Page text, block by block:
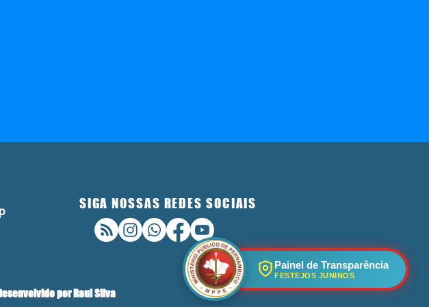
SIGA NOSSAS REDES SOCIAIS
por Raul Silva
Painel de Transparência
FESTEJOS JUNINOS